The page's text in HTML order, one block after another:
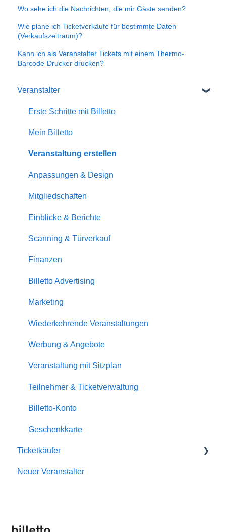
Wo sehe ich die Nachrichten, die mir Gäste senden?
Wie plane ich Ticketverkäufe für bestimmte Daten
(Verkaufszeitraum)?
Kann ich als Veranstalter Tickets mit einem Thermo-
Barcode-Drucker drucken?
Veranstalter
Erste Schritte mit Billetto
Mein Billetto
Veranstaltung erstellen
Anpassungen & Design
Mitgliedschaften
Einblicke & Berichte
Scanning & Türverkauf
Finanzen
Billetto Advertising
Marketing
Wiederkehrende Veranstaltungen
Werbung & Angebote
Veranstaltung mit Sitzplan
Teilnehmer & Ticketverwaltung
Billetto-Konto
Geschenkkarte
Ticketkäufer
Mitgliedschaft
Neuer Veranstalter